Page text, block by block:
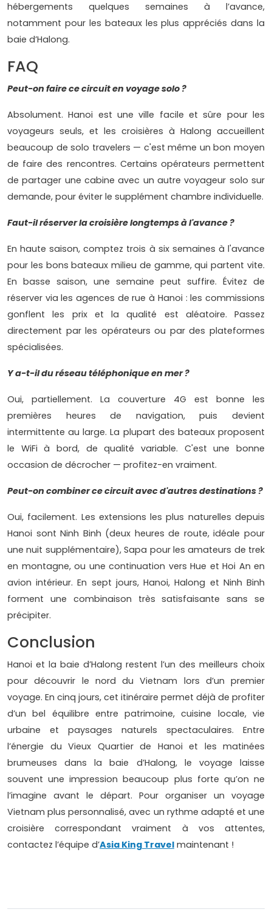
hébergements quelques semaines à l’avance,
notamment pour les bateaux les plus appréciés dans la
baie d’Halong.
FAQ
Peut-on faire ce circuit en voyage solo ?
Absolument. Hanoi est une ville facile et sûre pour les
voyageurs seuls, et les croisières à Halong accueillent
beaucoup de solo travelers — c'est même un bon moyen
de faire des rencontres. Certains opérateurs permettent
de partager une cabine avec un autre voyageur solo sur
demande, pour éviter le supplément chambre individuelle.
Faut-il réserver la croisière longtemps à l'avance ?
En haute saison, comptez trois à six semaines à l'avance
pour les bons bateaux milieu de gamme, qui partent vite.
En basse saison, une semaine peut suffire. Évitez de
réserver via les agences de rue à Hanoi : les commissions
gonflent les prix et la qualité est aléatoire. Passez
directement par les opérateurs ou par des plateformes
spécialisées.
Y a-t-il du réseau téléphonique en mer ?
Oui, partiellement. La couverture 4G est bonne les
premières heures de navigation, puis devient
intermittente au large. La plupart des bateaux proposent
le WiFi à bord, de qualité variable. C'est une bonne
occasion de décrocher — profitez-en vraiment.
Peut-on combiner ce circuit avec d'autres destinations ?
Oui, facilement. Les extensions les plus naturelles depuis
Hanoi sont Ninh Binh (deux heures de route, idéale pour
une nuit supplémentaire), Sapa pour les amateurs de trek
en montagne, ou une continuation vers Hue et Hoi An en
avion intérieur. En sept jours, Hanoi, Halong et Ninh Binh
forment une combinaison très satisfaisante sans se
précipiter.
Conclusion
Hanoi et la baie d’Halong restent l’un des meilleurs choix
pour découvrir le nord du Vietnam lors d’un premier
voyage. En cinq jours, cet itinéraire permet déjà de profiter
d’un bel équilibre entre patrimoine, cuisine locale, vie
urbaine et paysages naturels spectaculaires. Entre
l’énergie du Vieux Quartier de Hanoi et les matinées
brumeuses dans la baie d’Halong, le voyage laisse
souvent une impression beaucoup plus forte qu’on ne
l’imagine avant le départ. Pour organiser un voyage
Vietnam plus personnalisé, avec un rythme adapté et une
croisière correspondant vraiment à vos attentes,
contactez l’équipe d’Asia King Travel maintenant !